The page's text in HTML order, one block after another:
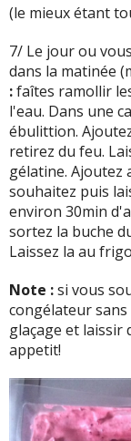
(le mieux étant
7/ Le jour ou
dans la matinée
:faîtes ramollir
l'eau. Dans une
ébulittion.
retirez du feu.
gélatine. Ajoutez
souhaitez puis
environ 30min
sortez la buche
Laissez la au
Note :si vous
congélateur sans
glaçage et laissir
appetit!